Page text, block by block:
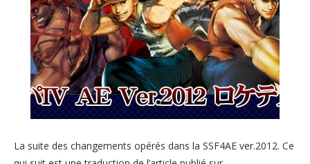
La suite des changements opérés dans la SSF4AE ver.2012. Ce